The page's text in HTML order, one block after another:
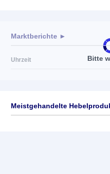
Bitte
Marktberichte ►
Uhrzeit
Meistgehandelte